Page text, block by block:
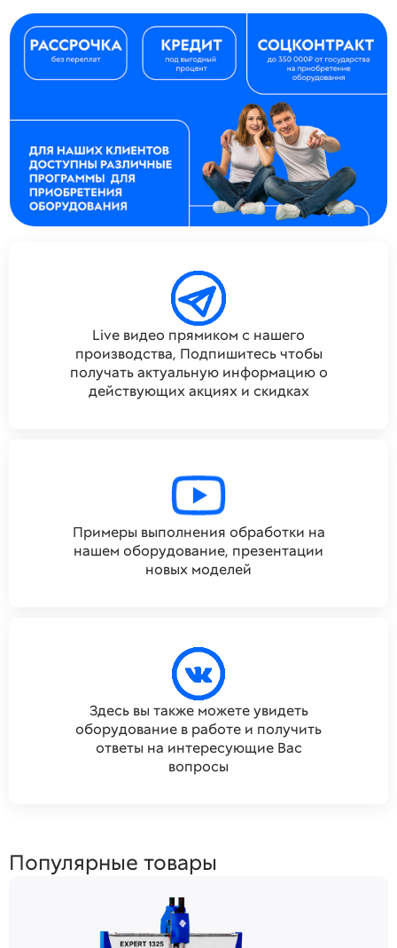
Live видео прямиком с нашего
производства, Подпишитесь чтобы
получать актуальную информацию о
действующих акциях и скидках
Примеры выполнения обработки на
нашем оборудование, презентации
новых моделей
Здесь вы также можете увидеть
оборудование в работе и получить
ответы на интересующие Вас
вопросы
Популярные товары